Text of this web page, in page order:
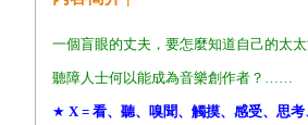
一個盲眼的丈夫，要怎麼知道自己的太
聽障人士何以能成為音樂創作者？……
★ X = 看、聽、嗅聞、觸摸、感受、思